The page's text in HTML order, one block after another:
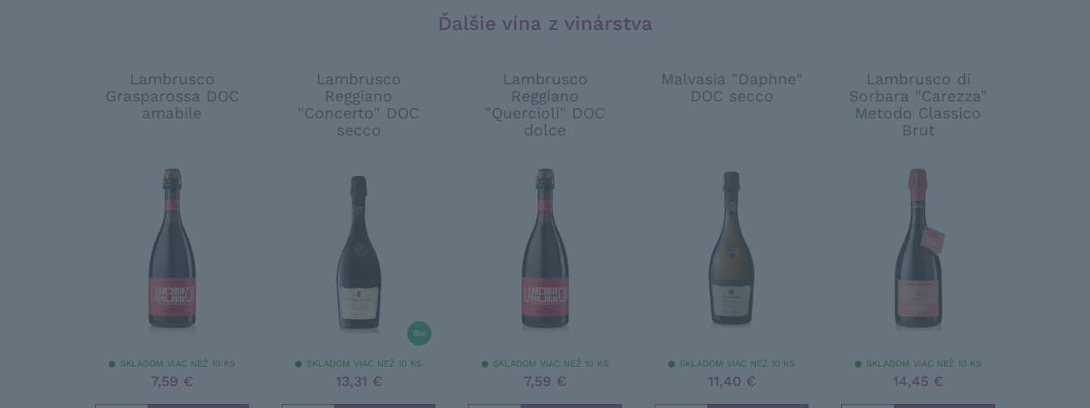
Ďalšie vína z vinárstva
Lambrusco
Grasparossa DOC
amabile
SKLADOM VIAC NEŽ 10 KS
7,59 €
Lambrusco
Reggiano
"Concerto" DOC
secco
SKLADOM VIAC NEŽ 10 KS
13,31 €
Lambrusco
Reggiano
"Quercioli" DOC
dolce
SKLADOM VIAC NEŽ 10 KS
7,59 €
Malvasia "Daphne"
DOC secco
SKLADOM VIAC NEŽ 10 KS
11,40 €
Lambrusco di
Sorbara "Carezza"
Metodo Classico
Brut
SKLADOM VIAC NEŽ 10 KS
14,45 €